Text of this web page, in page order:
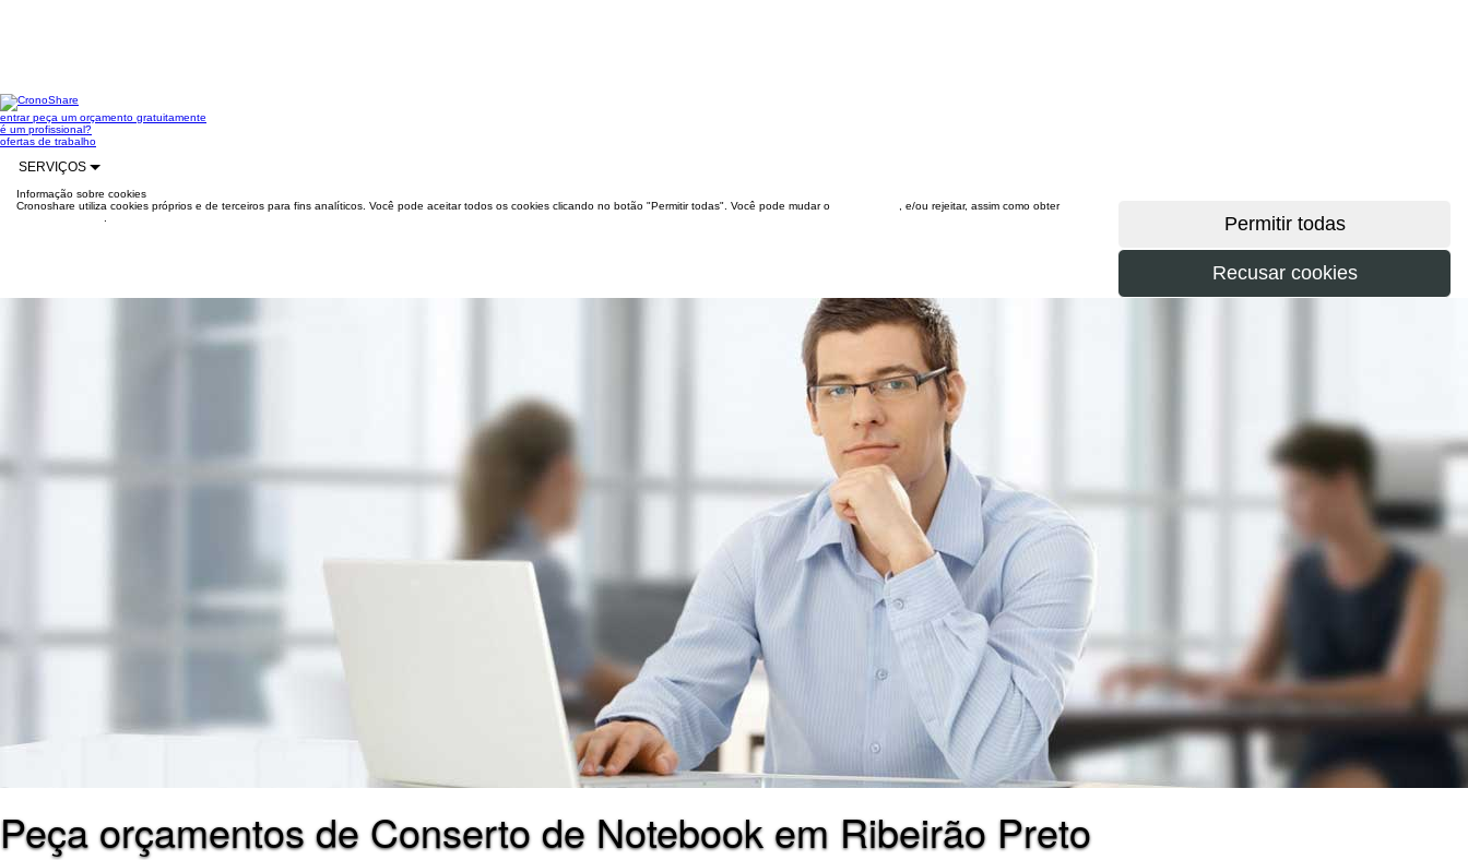
entrarpeça um orçamento gratuitamente
é um profissional?
ofertas de trabalho
SERVIÇOS
Informação sobre cookies
Cronoshare utiliza cookies próprios e de terceiros para fins analíticos. Você pode aceitar todos os cookies clicando no botão "Permitir todas". Você pode mudar o
, e/ou rejeitar, assim como obter
Peça orçamentos de Conserto de Notebook em Ribeirão Preto